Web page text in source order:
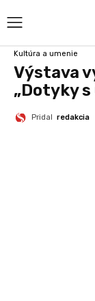
Kultúra a umenie
Výstava
„Dotyky
Pridal redakcia